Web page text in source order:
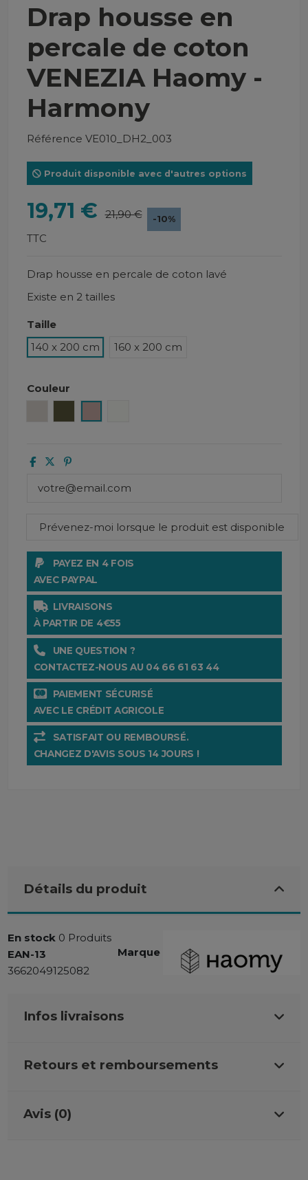
Drap housse en
percale de coton
VENEZIA Haomy -
Harmony
Référence VE010_DH2_003
Produit disponible avec d'autres options
19,71 € 21,90 € -10%
TTC
Drap housse en percale de coton lavé
Existe en 2 tailles
Taille
140 x 200 cm
160 x 200 cm
Couleur
PAYEZ EN 4 FOIS
AVEC PAYPAL
LIVRAISONS
À PARTIR DE 4€55
UNE QUESTION ?
CONTACTEZ-NOUS AU 04 66 61 63 44
PAIEMENT SÉCURISÉ
AVEC LE CRÉDIT AGRICOLE
SATISFAIT OU REMBOURSÉ.
CHANGEZ D'AVIS SOUS 14 JOURS !
Détails du produit
Marque
En stock 0 Produits
EAN-13
3662049125082
Infos livraisons
Retours et remboursements
Avis (0)